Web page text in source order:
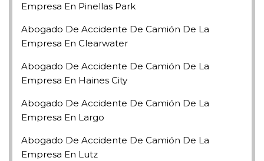
Empresa En Pinellas Park
Abogado De Accidente De Camión De La
Empresa En Clearwater
Abogado De Accidente De Camión De La
Empresa En Haines City
Abogado De Accidente De Camión De La
Empresa En Largo
Abogado De Accidente De Camión De La
Empresa En Lutz